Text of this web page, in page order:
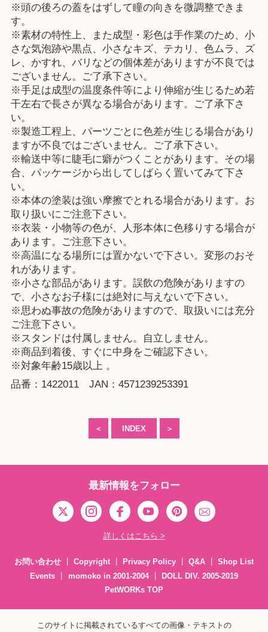
※頭の後ろの蓋をはずして瞳の向きを微調整できま
す。
※素材の特性上、また成型・彩色は手作業のため、小
さな気泡跡や黒点、小さなキズ、テカリ、色ムラ、ズ
レ、かすれ、バリなどの個体差がありますが不良では
ございません。ご了承下さい。
※手足は成型の温度条件等により伸縮が生じるため若
干左右で長さが異なる場合があります。ご了承下さ
い。
※製造工程上、パーツごとに色差が生じる場合があり
ますが不良ではございません。ご了承下さい。
※輸送中等に睫毛に癖がつくことがあります。その場
合、パッケージから出してしばらく置いてみて下さ
い。
※本体の塗装は強い摩擦でとれる場合があります。お
取り扱いにご注意下さい。
※衣装・小物等の色が、人形本体に色移りする場合が
あります。ご注意下さい。
※高温になる場所には置かないで下さい。変形のおそ
れがあります。
※小さな部品があります。誤飲の危険がありますの
で、小さなお子様には絶対に与えないで下さい。
※思わぬ事故の危険がありますので、取扱いには充分
ご注意下さい。
※スタンドは付属しません。自立しません。
※商品到着後、すぐに中身をご確認下さい。
※対象年齢15歳以上 。
品番：1422011 JAN：4571239253391
＜ INDEX ＞
最新情報をフォロー
詳しくはこちら >
お問い合わせ Copyright Privacy Policy Q&A
Shop List
Events
momoko in 2001-2004
DOLL DIV. 2005-2019
PetWORKs TOP
このサイトに掲載されているすべての画像・テキストの